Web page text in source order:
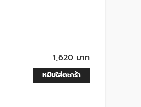
1,620 บาท
หยิบใส่ตะกร้า